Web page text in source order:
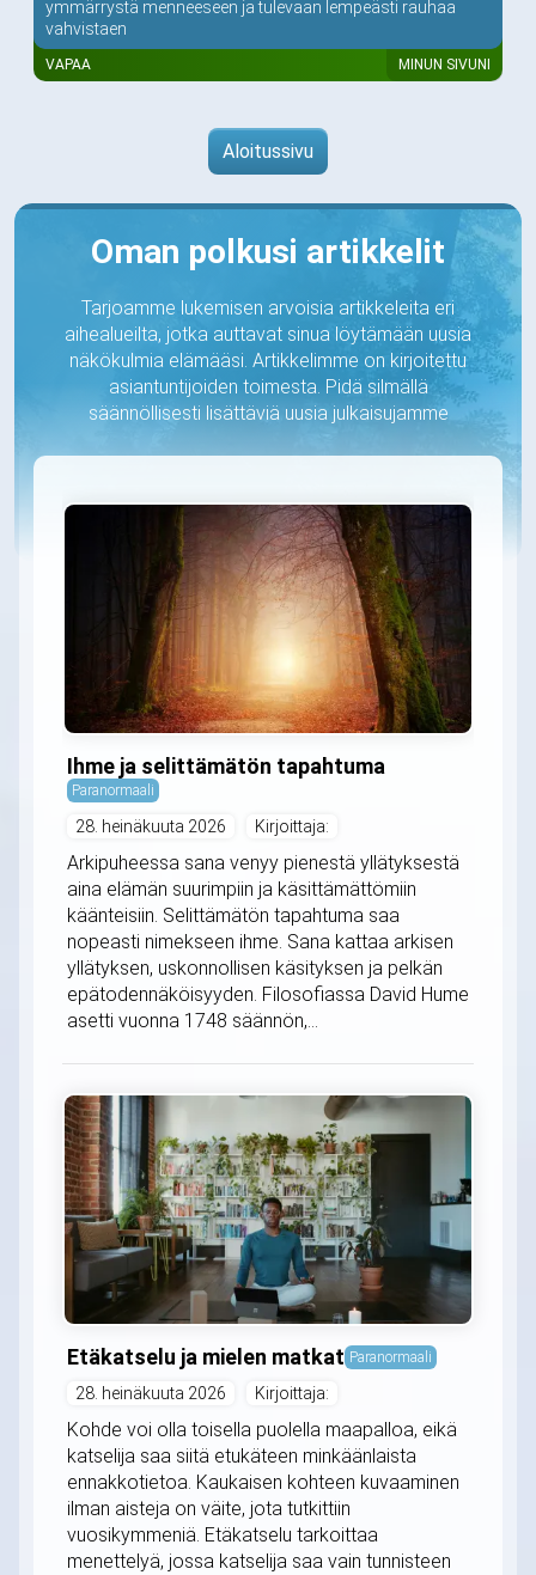
ymmärrystä menneeseen ja tulevaan lempeästi rauhaa
vahvistaen
VAPAA MINUN SIVUNI
Aloitussivu
Oman polkusi artikkelit
Tarjoamme lukemisen arvoisia artikkeleita eri
aihealueilta, jotka auttavat sinua löytämään uusia
näkökulmia elämääsi. Artikkelimme on kirjoitettu
asiantuntijoiden toimesta. Pidä silmällä
säännöllisesti lisättäviä uusia julkaisujamme
Ihme ja selittämätön tapahtuma
Paranormaali
28. heinäkuuta 2026 Kirjoittaja:
Arkipuheessa sana venyy pienestä yllätyksestä
aina elämän suurimpiin ja käsittämättömiin
käänteisiin. Selittämätön tapahtuma saa
nopeasti nimekseen ihme. Sana kattaa arkisen
yllätyksen, uskonnollisen käsityksen ja pelkän
epätodennäköisyyden. Filosofiassa David Hume
asetti vuonna 1748 säännön,...
Etäkatselu ja mielen matkat Paranormaali
28. heinäkuuta 2026 Kirjoittaja:
Kohde voi olla toisella puolella maapalloa, eikä
katselija saa siitä etukäteen minkäänlaista
ennakkotietoa. Kaukaisen kohteen kuvaaminen
ilman aisteja on väite, jota tutkittiin
vuosikymmeniä. Etäkatselu tarkoittaa
menettelyä, jossa katselija saa vain tunnisteen